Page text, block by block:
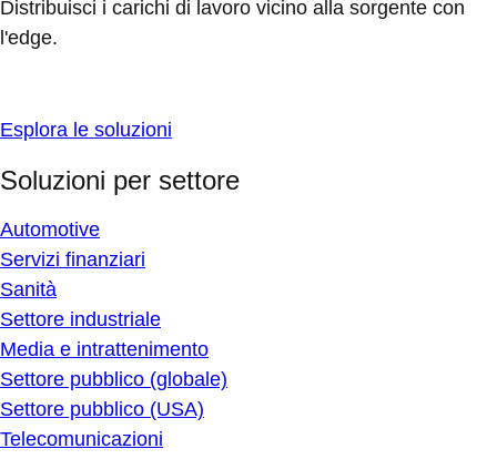
Distribuisci i carichi di lavoro vicino alla sorgente con
l'edge.
Esplora le soluzioni
Soluzioni per settore
Automotive
Servizi finanziari
Sanità
Settore industriale
Media e intrattenimento
Settore pubblico (globale)
Settore pubblico (USA)
Telecomunicazioni